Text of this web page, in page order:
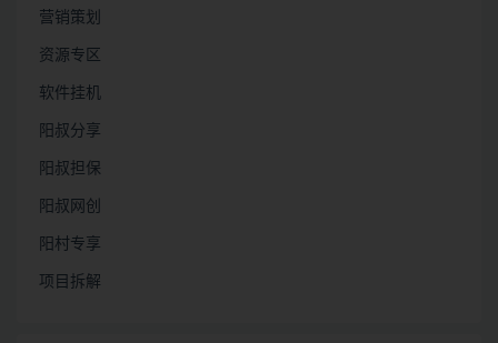
营销策划
资源专区
软件挂机
阳叔分享
阳叔担保
阳叔网创
阳村专享
项目拆解